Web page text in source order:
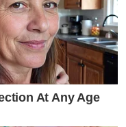
At Any Age